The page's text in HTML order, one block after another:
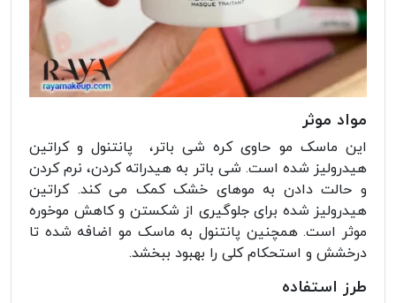
مواد موثر
این ماسک مو حاوی کره شی باتر، پانتنول و کراتین
هیدرولیز شده است. شی باتر به هیدراته کردن، نرم کردن
و حالت دادن به موهای خشک کمک می کند. کراتین
هیدرولیز شده برای جلوگیری از شکستن و کاهش موخوره
موثر است. همچنین پانتنول به ماسک مو اضافه شده تا
درخشش و استحکام کلی را بهبود ببخشد.
طرز استفاده